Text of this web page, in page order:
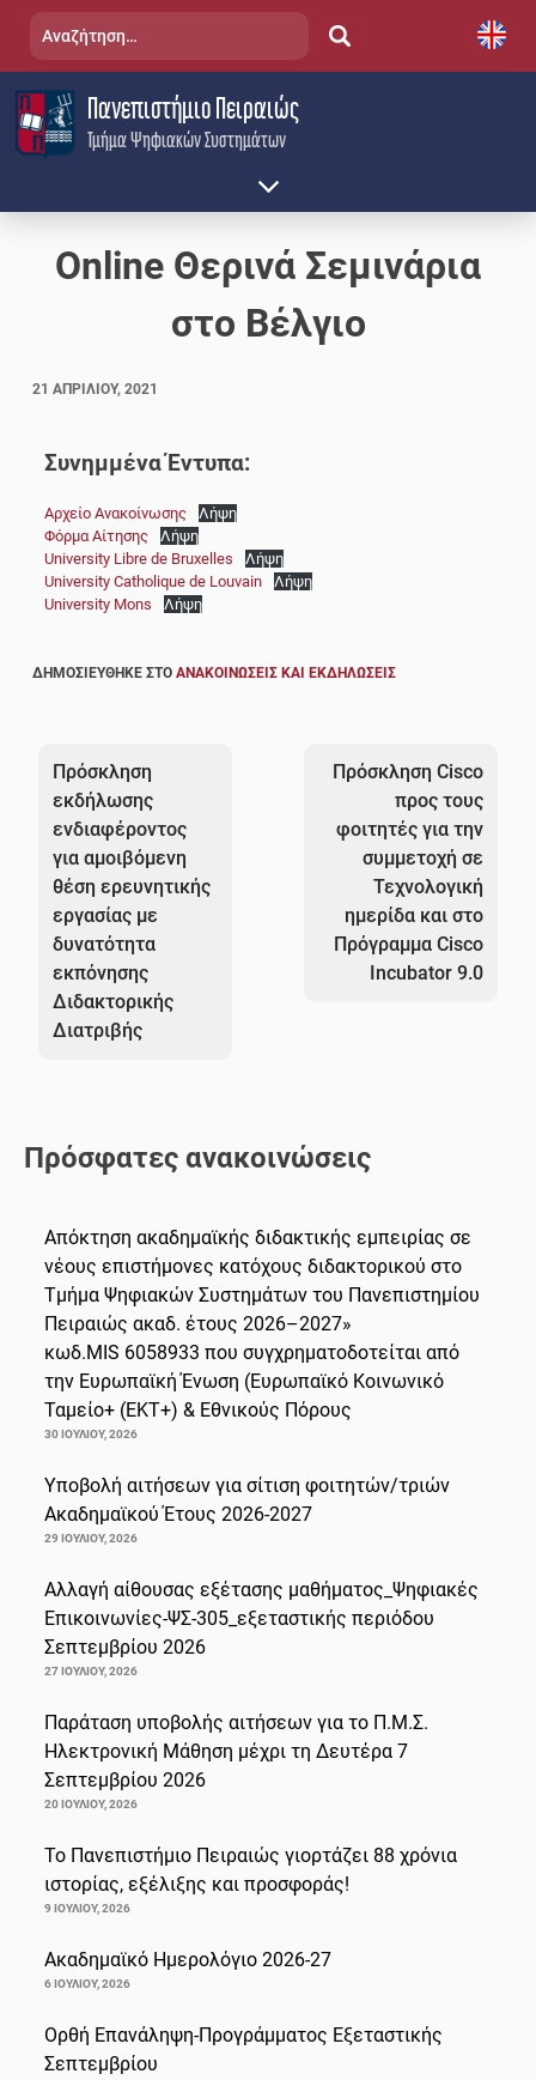
content
Τμήμα Ψηφιακών Συστημάτων
Πανεπιστήμιο Πειραιώς
Αναζήτηση
Online Θερινά Σεμινάρια
στο Βέλγιο
21 ΑΠΡΙΛΊΟΥ, 2021
Συνημμένα Έντυπα:
Αρχείο Ανακοίνωσης
Λήψη
Φόρμα Αίτησης
Λήψη
University Libre de Bruxelles
Λήψη
University Catholique de Louvain
Λήψη
University Mons
Λήψη
ΔΗΜΟΣΙΕΎΘΗΚΕ ΣΤΟΑΝΑΚΟΙΝΏΣΕΙΣ ΚΑΙ ΕΚΔΗΛΏΣΕΙΣ
άρθρων
Πρόσκληση
εκδήλωσης
ενδιαφέροντος
για αμοιβόμενη
θέση ερευνητικής
εργασίας με
δυνατότητα
εκπόνησης
Διδακτορικής
Διατριβής
Πρόσκληση Cisco
προς τους
φοιτητές για την
συμμετοχή σε
Τεχνολογική
ημερίδα και στο
Πρόγραμμα Cisco
Incubator 9.0
Πρόσφατες ανακοινώσεις
Απόκτηση ακαδημαϊκής διδακτικής εμπειρίας σε
νέους επιστήμονες κατόχους διδακτορικού στο
Τμήμα Ψηφιακών Συστημάτων του Πανεπιστημίου
Πειραιώς ακαδ. έτους 2026–2027»
κωδ.MIS 6058933 που συγχρηματοδοτείται από
την Ευρωπαϊκή Ένωση (Ευρωπαϊκό Κοινωνικό
Ταμείο+ (ΕΚΤ+) & Εθνικούς Πόρους
30 ΙΟΥΛΊΟΥ, 2026
Υποβολή αιτήσεων για σίτιση φοιτητών/τριών
Ακαδημαϊκού Έτους 2026-2027
29 ΙΟΥΛΊΟΥ, 2026
Αλλαγή αίθουσας εξέτασης μαθήματος_Ψηφιακές
Επικοινωνίες-ΨΣ-305_εξεταστικής περιόδου
Σεπτεμβρίου 2026
27 ΙΟΥΛΊΟΥ, 2026
Παράταση υποβολής αιτήσεων για το Π.Μ.Σ.
Ηλεκτρονική Μάθηση μέχρι τη Δευτέρα 7
Σεπτεμβρίου 2026
20 ΙΟΥΛΊΟΥ, 2026
Το Πανεπιστήμιο Πειραιώς γιορτάζει 88 χρόνια
ιστορίας, εξέλιξης και προσφοράς!
9 ΙΟΥΛΊΟΥ, 2026
Ακαδημαϊκό Ημερολόγιο 2026-27
6 ΙΟΥΛΊΟΥ, 2026
Ορθή Επανάληψη-Προγράμματος Εξεταστικής
Σεπτεμβρίου